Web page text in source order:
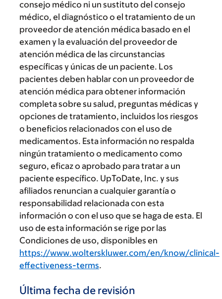
consejo médico ni un sustituto del consejo
médico, el diagnóstico o el tratamiento de un
proveedor de atención médica basado en el
examen y la evaluación del proveedor de
atención médica de las circunstancias
específicas y únicas de un paciente. Los
pacientes deben hablar con un proveedor de
atención médica para obtener información
completa sobre su salud, preguntas médicas y
opciones de tratamiento, incluidos los riesgos
o beneficios relacionados con el uso de
medicamentos. Esta información no respalda
ningún tratamiento o medicamento como
seguro, eficaz o aprobado para tratar a un
paciente específico. UpToDate, Inc. y sus
afiliados renuncian a cualquier garantía o
responsabilidad relacionada con esta
información o con el uso que se haga de esta. El
uso de esta información se rige por las
Condiciones de uso, disponibles en
https://www.wolterskluwer.com/en/know/clinical-
effectiveness-terms.
Última fecha de revisión